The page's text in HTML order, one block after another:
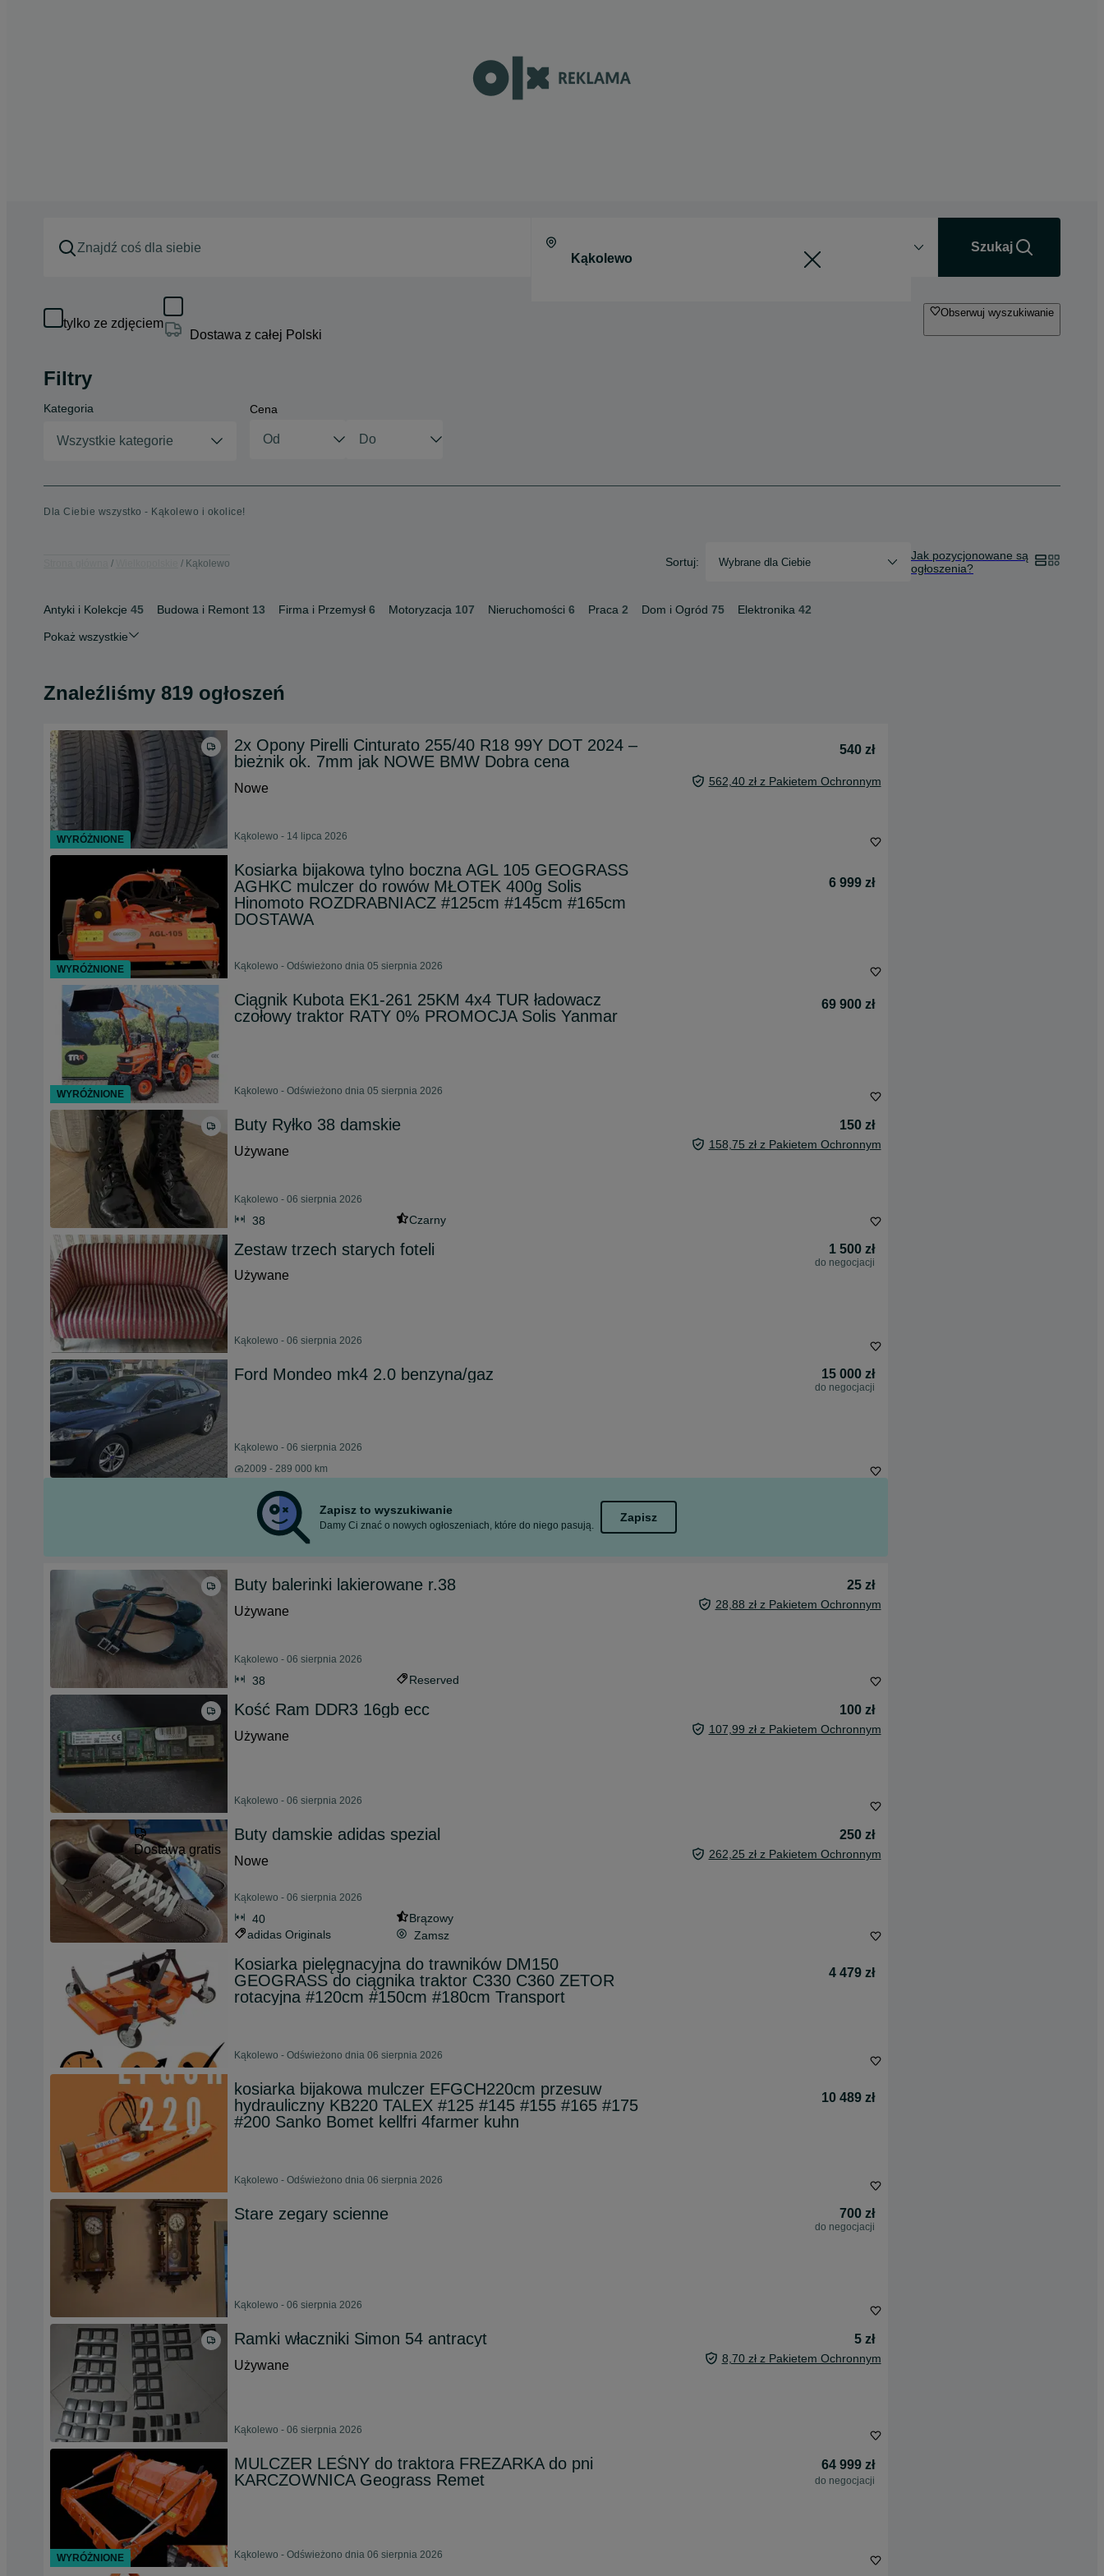
Szukaj
tylko ze zdjęciem
Dostawa z całej Polski
Obserwuj wyszukiwanie
Filtry
Kategoria
Wszystkie kategorie
Cena
Dla Ciebie wszystko - Kąkolewo i okolice!
Kąkolewo Sortuj: Wybrane dla Ciebie
Jak pozycjonowane są
ogłoszenia?
Antyki i Kolekcje 45 Budowa i Remont 13 Firma i Przemysł 6 Motoryzacja 107 Nieruchomości 6 Praca 2 Dom i Ogród 75 Elektronika 42
Pokaż wszystkie
Znaleźliśmy 819 ogłoszeń
2x Opony Pirelli Cinturato 255/40 R18 99Y DOT 2024 –
bieżnik ok. 7mm jak NOWE BMW Dobra cena
540 zł
Nowe 562,40 zł z Pakietem Ochronnym
Kąkolewo - 14 lipca 2026
Kosiarka bijakowa tylno boczna AGL 105 GEOGRASS
AGHKC mulczer do rowów MŁOTEK 400g Solis
Hinomoto ROZDRABNIACZ #125cm #145cm #165cm
DOSTAWA
6 999 zł
Kąkolewo - Odświeżono dnia 05 sierpnia 2026
Ciągnik Kubota EK1-261 25KM 4x4 TUR ładowacz
czołowy traktor RATY 0% PROMOCJA Solis Yanmar
69 900 zł
Kąkolewo - Odświeżono dnia 05 sierpnia 2026
Buty Ryłko 38 damskie
150 zł
Używane
158,75 zł z Pakietem Ochronnym
Kąkolewo - 06 sierpnia 2026
38 Czarny
Zestaw trzech starych foteli 1 500 zł
do negocjacji
Używane
Kąkolewo - 06 sierpnia 2026
Ford Mondeo mk4 2.0 benzyna/gaz 15 000 zł
do negocjacji
Kąkolewo - 06 sierpnia 2026
2009 - 289 000 km
Zapisz to wyszukiwanie
Damy Ci znać o nowych ogłoszeniach, które do niego pasują.
Zapisz
Buty balerinki lakierowane r.38
25 zł
Używane
28,88 zł z Pakietem Ochronnym
Kąkolewo - 06 sierpnia 2026
38 Reserved
Kość Ram DDR3 16gb ecc
100 zł
Używane
107,99 zł z Pakietem Ochronnym
Kąkolewo - 06 sierpnia 2026
Dostawa gratis
Buty damskie adidas spezial
250 zł
Nowe
262,25 zł z Pakietem Ochronnym
Kąkolewo - 06 sierpnia 2026
40
Brązowy
adidas Originals
Zamsz
Kosiarka pielęgnacyjna do trawników DM150
GEOGRASS do ciągnika traktor C330 C360 ZETOR
rotacyjna #120cm #150cm #180cm Transport
4 479 zł
Kąkolewo - Odświeżono dnia 06 sierpnia 2026
kosiarka bijakowa mulczer EFGCH220cm przesuw
hydrauliczny KB220 TALEX #125 #145 #155 #165 #175
#200 Sanko Bomet kellfri 4farmer kuhn
10 489 zł
Kąkolewo - Odświeżono dnia 06 sierpnia 2026
Stare zegary scienne 700 zł
do negocjacji
Kąkolewo - 06 sierpnia 2026
Ramki właczniki Simon 54 antracyt
5 zł
Używane
8,70 zł z Pakietem Ochronnym
Kąkolewo - 06 sierpnia 2026
MULCZER LEŚNY do traktora FREZARKA do pni
KARCZOWNICA Geograss Remet
64 999 zł
do negocjacji
Kąkolewo - Odświeżono dnia 06 sierpnia 2026
WYRÓŻNIONE
WYRÓŻNIONE
WYRÓŻNIONE
WYRÓŻNIONE